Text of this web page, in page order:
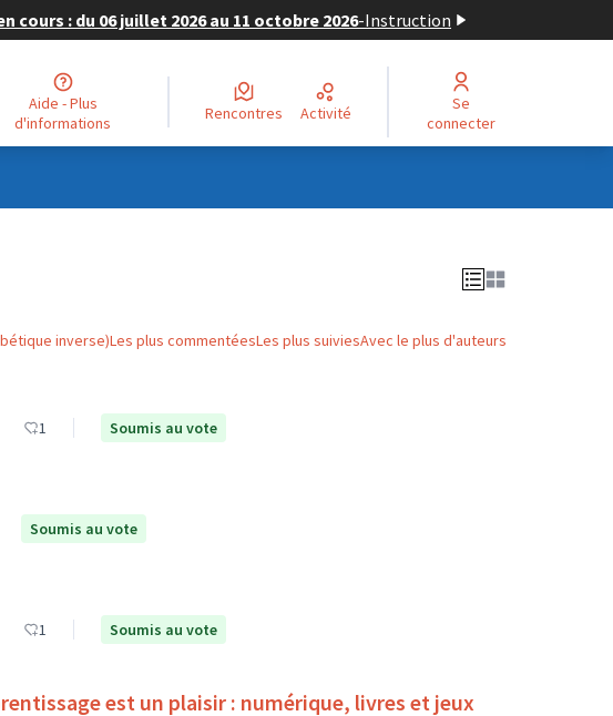
: du 06 juillet 2026 au 11 octobre 2026-Instruction
Aide - Plus
d'informations
Rencontres Activité
Se
connecter
inverse)Les plus commentéesLes plus suiviesAvec le plus d'auteurs
1 Soumis au vote
Soumis au vote
1 Soumis au vote
est un plaisir : numérique, livres et jeux